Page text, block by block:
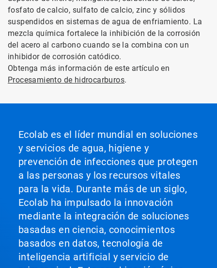
fosfato de calcio, sulfato de calcio, zinc y sólidos
suspendidos en sistemas de agua de enfriamiento. La
mezcla química fortalece la inhibición de la corrosión
del acero al carbono cuando se la combina con un
inhibidor de corrosión catódico.
Obtenga más información de este artículo en
Procesamiento de hidrocarburos.
Ecolab es el líder mundial en soluciones
y servicios de agua, higiene y
prevención de infecciones que protegen
a las personas y los recursos vitales
para la vida. Durante más de un siglo,
Ecolab ha impulsado la innovación
mediante la integración de soluciones
basadas en ciencia, conocimientos
basados en datos, tecnología de
inteligencia artificial y servicio de